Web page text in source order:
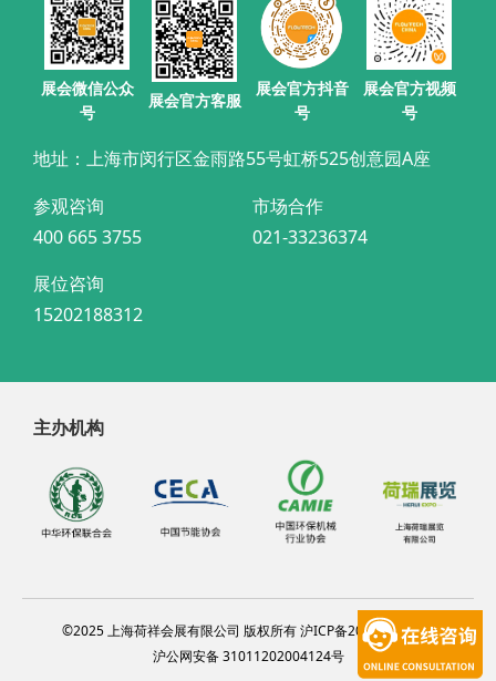
展会微信公众
号
展会官方客服
展会官方抖音
号
展会官方视频
号
地址：上海市闵行区金雨路55号虹桥525创意园A座
参观咨询
400 665 3755
市场合作
021-33236374
展位咨询
15202188312
主办机构
©2025 上海荷祥会展有限公司 版权所有 沪ICP备20012314号-4
沪公网安备 31011202004124号